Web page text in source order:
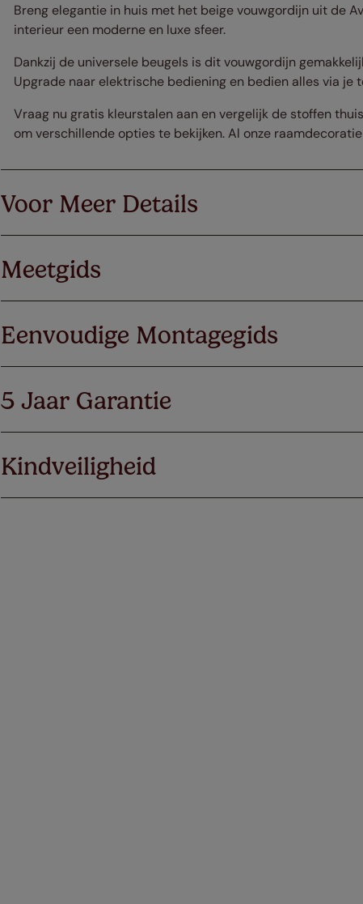
Breng elegantie in huis met het beige vouwgordijn uit de
interieur een moderne en luxe sfeer.
Dankzij de universele beugels is dit vouwgordijn
Upgrade naar elektrische bediening en bedien alles via je
Vraag nu gratis kleurstalen aan en vergelijk de stoffen
om verschillende opties te bekijken. Al onze
Voor Meer Details
Meetgids
Eenvoudige Montagegids
5 Jaar Garantie
Kindveiligheid